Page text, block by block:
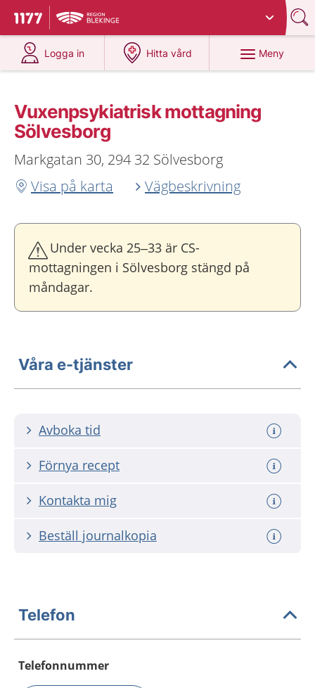
Till startsidan för 1177
Du har valt region
Logga in
på 1177.se
Hitta vård
på 1177.se
Meny
Vuxenpsykiatrisk mottagning
Sölvesborg
Markgatan 30, 294 32 Sölvesborg
Visa på karta
Vägbeskrivning
Under vecka 25–33 är CS-
mottagningen i Sölvesborg stängd på
måndagar.
Våra e-tjänster
Avboka tid
Förnya recept
Kontakta mig
Beställ journalkopia
Telefon
Telefonnummer